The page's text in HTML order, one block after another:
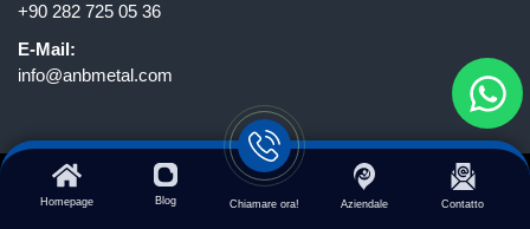
+90 282 725 05 36
E-Mail:
info@anbmetal.com
ANB Metal - Tutti i diritti riservati..
Web Tasarım: Click to Peak
Homepage Blog Chiamare ora! Aziendale Contatto